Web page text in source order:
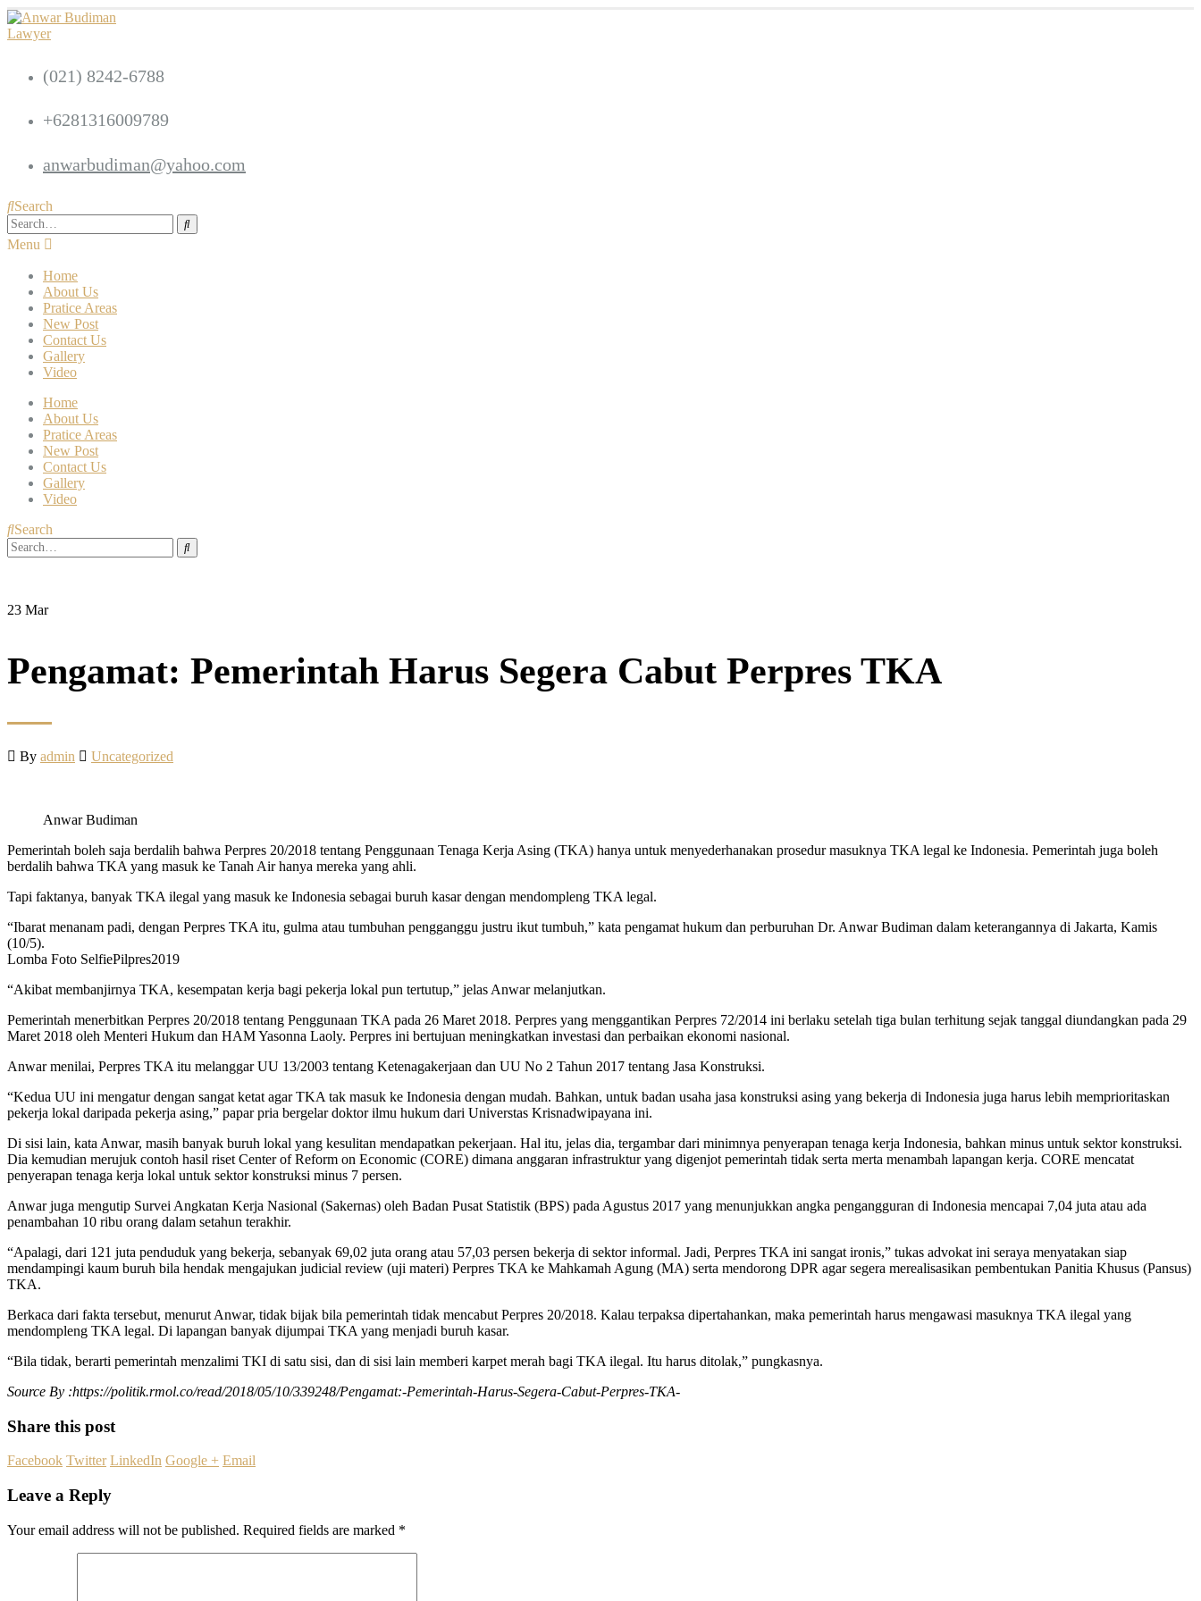
(021) 8242-6788
+6281316009789
anwarbudiman@yahoo.com
Search
Home
About Us
Pratice Areas
New Post
Contact Us
Gallery
Video
Home
About Us
Pratice Areas
New Post
Contact Us
Gallery
Video
Search
23 Mar
Pengamat: Pemerintah Harus Segera Cabut Perpres TKA
By admin Uncategorized
Anwar Budiman
Pemerintah boleh saja berdalih bahwa Perpres 20/2018 tentang Penggunaan Tenaga Kerja Asing (TKA) hanya untuk menyederhanakan prosedur masuknya TKA legal ke Indonesia. Pemerintah juga boleh
berdalih bahwa TKA yang masuk ke Tanah Air hanya mereka yang ahli.
Tapi faktanya, banyak TKA ilegal yang masuk ke Indonesia sebagai buruh kasar dengan mendompleng TKA legal.
“Ibarat menanam padi, dengan Perpres TKA itu, gulma atau tumbuhan pengganggu justru ikut tumbuh,” kata pengamat hukum dan perburuhan Dr. Anwar Budiman dalam keterangannya di Jakarta, Kamis
(10/5).
Lomba Foto SelfiePilpres2019
“Akibat membanjirnya TKA, kesempatan kerja bagi pekerja lokal pun tertutup,” jelas Anwar melanjutkan.
Pemerintah menerbitkan Perpres 20/2018 tentang Penggunaan TKA pada 26 Maret 2018. Perpres yang menggantikan Perpres 72/2014 ini berlaku setelah tiga bulan terhitung sejak tanggal diundangkan pada 29
Maret 2018 oleh Menteri Hukum dan HAM Yasonna Laoly. Perpres ini bertujuan meningkatkan investasi dan perbaikan ekonomi nasional.
Anwar menilai, Perpres TKA itu melanggar UU 13/2003 tentang Ketenagakerjaan dan UU No 2 Tahun 2017 tentang Jasa Konstruksi.
“Kedua UU ini mengatur dengan sangat ketat agar TKA tak masuk ke Indonesia dengan mudah. Bahkan, untuk badan usaha jasa konstruksi asing yang bekerja di Indonesia juga harus lebih memprioritaskan
pekerja lokal daripada pekerja asing,” papar pria bergelar doktor ilmu hukum dari Universtas Krisnadwipayana ini.
Di sisi lain, kata Anwar, masih banyak buruh lokal yang kesulitan mendapatkan pekerjaan. Hal itu, jelas dia, tergambar dari minimnya penyerapan tenaga kerja Indonesia, bahkan minus untuk sektor konstruksi.
Dia kemudian merujuk contoh hasil riset Center of Reform on Economic (CORE) dimana anggaran infrastruktur yang digenjot pemerintah tidak serta merta menambah lapangan kerja. CORE mencatat
penyerapan tenaga kerja lokal untuk sektor konstruksi minus 7 persen.
Anwar juga mengutip Survei Angkatan Kerja Nasional (Sakernas) oleh Badan Pusat Statistik (BPS) pada Agustus 2017 yang menunjukkan angka pengangguran di Indonesia mencapai 7,04 juta atau ada
penambahan 10 ribu orang dalam setahun terakhir.
“Apalagi, dari 121 juta penduduk yang bekerja, sebanyak 69,02 juta orang atau 57,03 persen bekerja di sektor informal. Jadi, Perpres TKA ini sangat ironis,” tukas advokat ini seraya menyatakan siap
mendampingi kaum buruh bila hendak mengajukan judicial review (uji materi) Perpres TKA ke Mahkamah Agung (MA) serta mendorong DPR agar segera merealisasikan pembentukan Panitia Khusus (Pansus)
TKA.
Berkaca dari fakta tersebut, menurut Anwar, tidak bijak bila pemerintah tidak mencabut Perpres 20/2018. Kalau terpaksa dipertahankan, maka pemerintah harus mengawasi masuknya TKA ilegal yang
mendompleng TKA legal. Di lapangan banyak dijumpai TKA yang menjadi buruh kasar.
“Bila tidak, berarti pemerintah menzalimi TKI di satu sisi, dan di sisi lain memberi karpet merah bagi TKA ilegal. Itu harus ditolak,” pungkasnya.
Source By :https://politik.rmol.co/read/2018/05/10/339248/Pengamat:-Pemerintah-Harus-Segera-Cabut-Perpres-TKA-
Share this post
Facebook Twitter LinkedIn Google + Email
Leave a Reply
Your email address will not be published. Required fields are marked *